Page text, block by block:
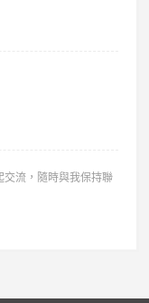
流，隨時與我保持聯